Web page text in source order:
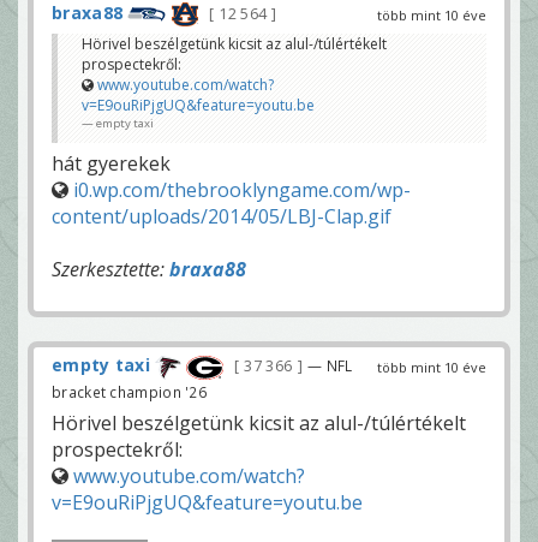
több mint 10 éve
braxa88
12 564
Hörivel beszélgetünk kicsit az alul-/túlértékelt
prospectekről:
www.youtube.com/watch?
v=E9ouRiPjgUQ&feature=youtu.be
empty taxi
hát gyerekek
i0.wp.com/thebrooklyngame.com/wp-
content/uploads/2014/05/LBJ-Clap.gif
Szerkesztette:braxa88
több mint 10 éve
empty taxi 37 366
— NFL
bracket champion '26
Hörivel beszélgetünk kicsit az alul-/túlértékelt
prospectekről:
www.youtube.com/watch?
v=E9ouRiPjgUQ&feature=youtu.be